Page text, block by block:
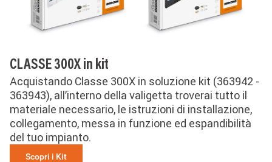
CLASSE 300X in kit
Acquistando Classe 300X in soluzione kit (363942 -
363943), all’interno della valigetta troverai tutto il
materiale necessario, le istruzioni di installazione,
collegamento, messa in funzione ed espandibilità
del tuo impianto.
Scopri i Kit